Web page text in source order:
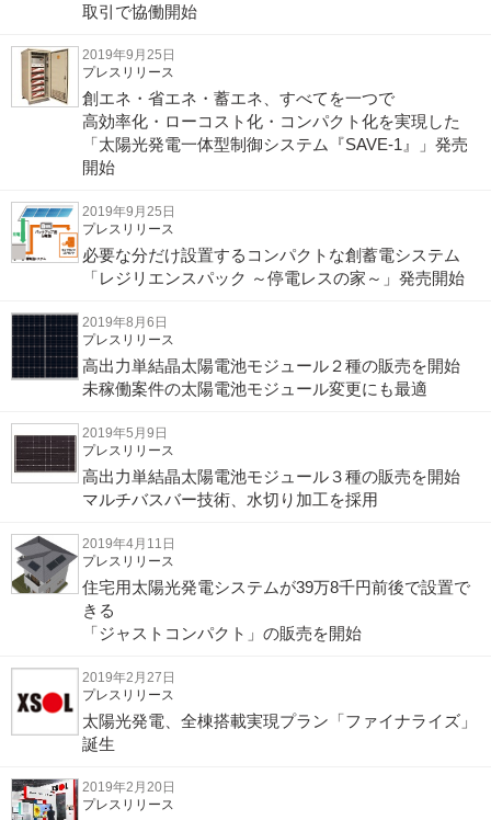
取引で協働開始
2019年9月25日
プレスリリース
創エネ・省エネ・蓄エネ、すべてを一つで
高効率化・ローコスト化・コンパクト化を実現した
「太陽光発電一体型制御システム『SAVE-1』」発売
開始
2019年9月25日
プレスリリース
必要な分だけ設置するコンパクトな創蓄電システム
「レジリエンスパック ～停電レスの家～」発売開始
2019年8月6日
プレスリリース
高出力単結晶太陽電池モジュール２種の販売を開始
未稼働案件の太陽電池モジュール変更にも最適
2019年5月9日
プレスリリース
高出力単結晶太陽電池モジュール３種の販売を開始
マルチバスバー技術、水切り加工を採用
2019年4月11日
プレスリリース
住宅用太陽光発電システムが39万8千円前後で設置で
きる
「ジャストコンパクト」の販売を開始
2019年2月27日
プレスリリース
太陽光発電、全棟搭載実現プラン「ファイナライズ」
誕生
2019年2月20日
プレスリリース